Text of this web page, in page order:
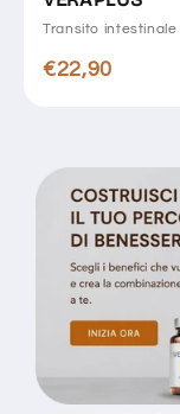
Transito intestinale
€22,90